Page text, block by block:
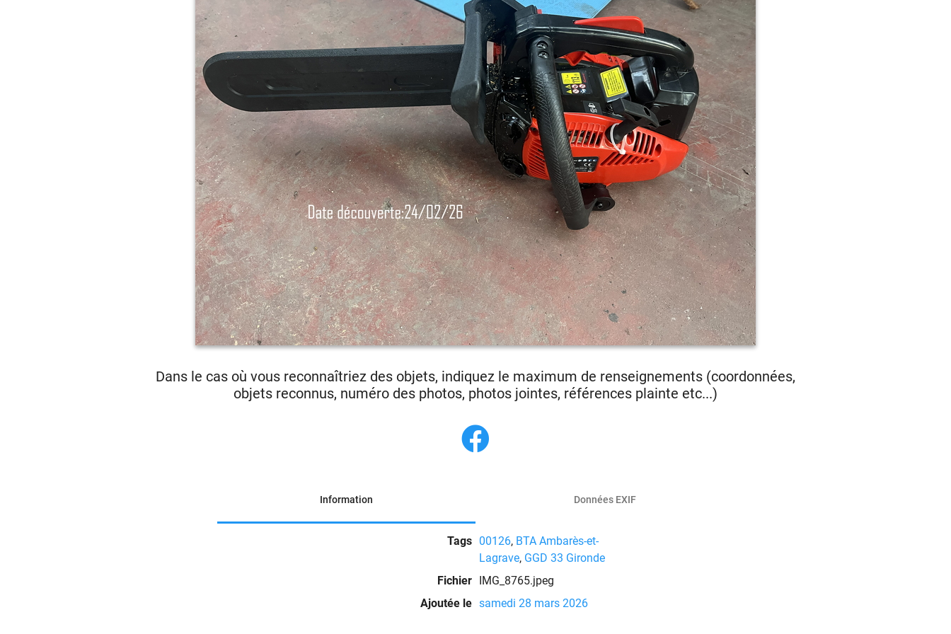
Dans le cas où vous reconnaîtriez des objets, indiquez le maximum de renseignements (coordonnées,
objets reconnus, numéro des photos, photos jointes, références plainte etc...)
Information Données EXIF
Tags 00126, BTA Ambarès-et-
Lagrave, GGD 33 Gironde
Fichier
IMG_8765.jpeg
Ajoutée le samedi 28 mars 2026